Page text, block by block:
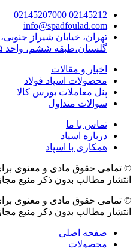
02145212
02145207000
info@spadfoulad.com
تهران، خیابان شیراز
گلستان،طبقه ششم، واحد ۶۰۵
اخبار و مقالات
محصولات اسپاد فولاد
پنل معاملات بورس کالا
سوالات متداول
تماس با ما
درباره اسپاد
همکاری با اسپاد
© تمامی حقوق مادی و معنوی
انتشار مطالب بدون ذکر منبع
© تمامی حقوق مادی و معنوی
انتشار مطالب بدون ذکر منبع
صفحه اصلی
محصولات